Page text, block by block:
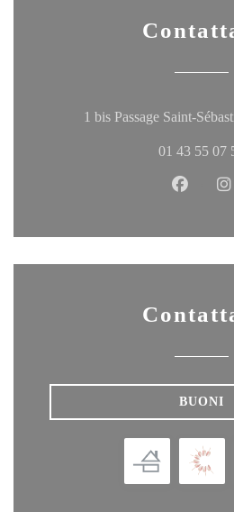
1 bis Passage Saint-
01 43 55 07
BUONI